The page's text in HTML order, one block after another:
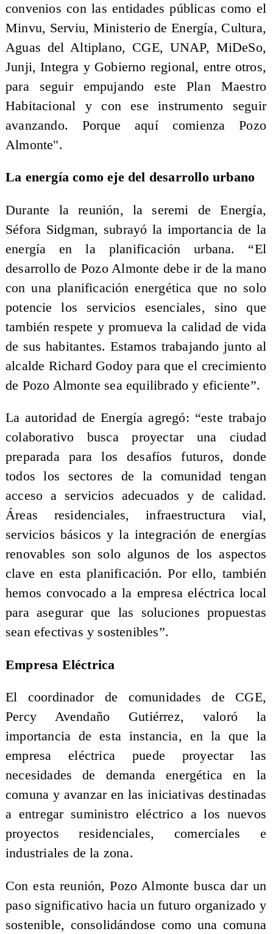
convenios con las entidades públicas como el
Minvu, Serviu, Ministerio de Energía, Cultura,
Aguas del Altiplano, CGE, UNAP, MiDeSo,
Junji, Integra y Gobierno regional, entre otros,
para seguir empujando este Plan Maestro
Habitacional y con ese instrumento seguir
avanzando. Porque aquí comienza Pozo
Almonte".
La energía como eje del desarrollo urbano
Durante la reunión, la seremi de Energía,
Séfora Sidgman, subrayó la importancia de la
energía en la planificación urbana. “El
desarrollo de Pozo Almonte debe ir de la mano
con una planificación energética que no solo
potencie los servicios esenciales, sino que
también respete y promueva la calidad de vida
de sus habitantes. Estamos trabajando junto al
alcalde Richard Godoy para que el crecimiento
de Pozo Almonte sea equilibrado y eficiente”.
La autoridad de Energía agregó: “este trabajo
colaborativo busca proyectar una ciudad
preparada para los desafíos futuros, donde
todos los sectores de la comunidad tengan
acceso a servicios adecuados y de calidad.
Áreas residenciales, infraestructura vial,
servicios básicos y la integración de energías
renovables son solo algunos de los aspectos
clave en esta planificación. Por ello, también
hemos convocado a la empresa eléctrica local
para asegurar que las soluciones propuestas
sean efectivas y sostenibles”.
Empresa Eléctrica
El coordinador de comunidades de CGE,
Percy Avendaño Gutiérrez, valoró la
importancia de esta instancia, en la que la
empresa eléctrica puede proyectar las
necesidades de demanda energética en la
comuna y avanzar en las iniciativas destinadas
a entregar suministro eléctrico a los nuevos
proyectos residenciales, comerciales e
industriales de la zona.
Con esta reunión, Pozo Almonte busca dar un
paso significativo hacia un futuro organizado y
sostenible, consolidándose como una comuna